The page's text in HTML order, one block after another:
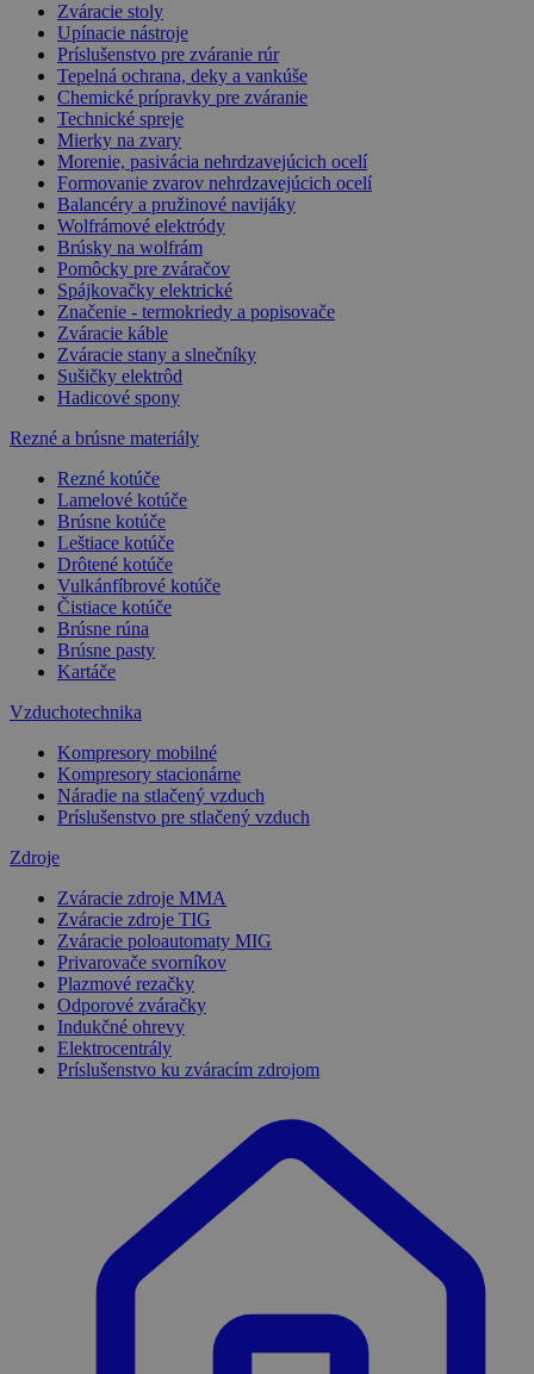
Zváracie stoly
Upínacie nástroje
Príslušenstvo pre zváranie rúr
Tepelná ochrana, deky a vankúše
Chemické prípravky pre zváranie
Technické spreje
Mierky na zvary
Morenie, pasivácia nehrdzavejúcich ocelí
Formovanie zvarov nehrdzavejúcich ocelí
Balancéry a pružinové navijáky
Wolfrámové elektródy
Brúsky na wolfrám
Pomôcky pre zváračov
Spájkovačky elektrické
Značenie - termokriedy a popisovače
Zváracie káble
Zváracie stany a slnečníky
Sušičky elektrôd
Hadicové spony
Rezné a brúsne materiály
Rezné kotúče
Lamelové kotúče
Brúsne kotúče
Leštiace kotúče
Drôtené kotúče
Vulkánfíbrové kotúče
Čistiace kotúče
Brúsne rúna
Brúsne pasty
Kartáče
Vzduchotechnika
Kompresory mobilné
Kompresory stacionárne
Náradie na stlačený vzduch
Príslušenstvo pre stlačený vzduch
Zdroje
Zváracie zdroje MMA
Zváracie zdroje TIG
Zváracie poloautomaty MIG
Privarovače svorníkov
Plazmové rezačky
Odporové zváračky
Indukčné ohrevy
Elektrocentrály
Príslušenstvo ku zváracím zdrojom